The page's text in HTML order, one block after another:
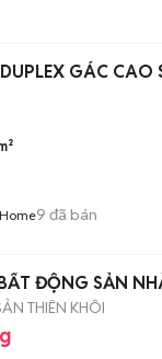
GÁC
9 đã bán
ĐỘNG SẢN
THIÊN KHÔI